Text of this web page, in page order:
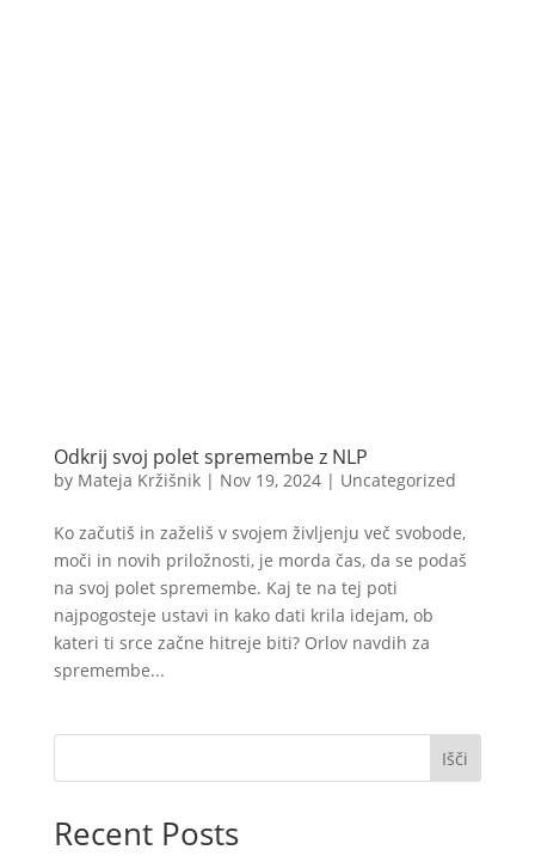
Odkrij svoj polet spremembe z NLP
by Mateja Kržišnik| Nov 19, 2024| Uncategorized
Ko začutiš in zaželiš v svojem življenju več svobode,
moči in novih priložnosti, je morda čas, da se podaš
na svoj polet spremembe. Kaj te na tej poti
najpogosteje ustavi in kako dati krila idejam, ob
kateri ti srce začne hitreje biti? Orlov navdih za
spremembe...
Išči
Recent Posts